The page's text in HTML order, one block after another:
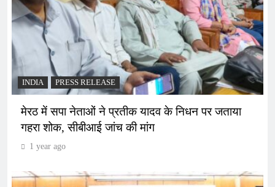
INDIA PRESS RELEASE
मेरठ में सपा नेताओं ने प्रतीक यादव के निधन पर जताया
गहरा शोक, सीबीआई जांच की मांग
1 year ago